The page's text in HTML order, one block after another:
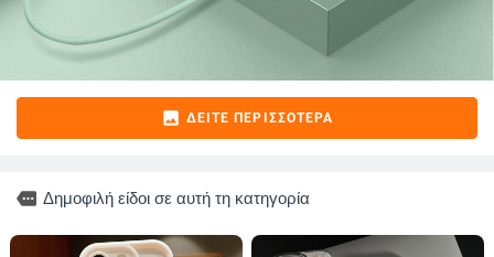
image ΔΕΊΤΕ ΠΕΡΙΣΣΌΤΕΡΑ
more Δημοφιλή είδοι σε αυτή τη κατηγορία